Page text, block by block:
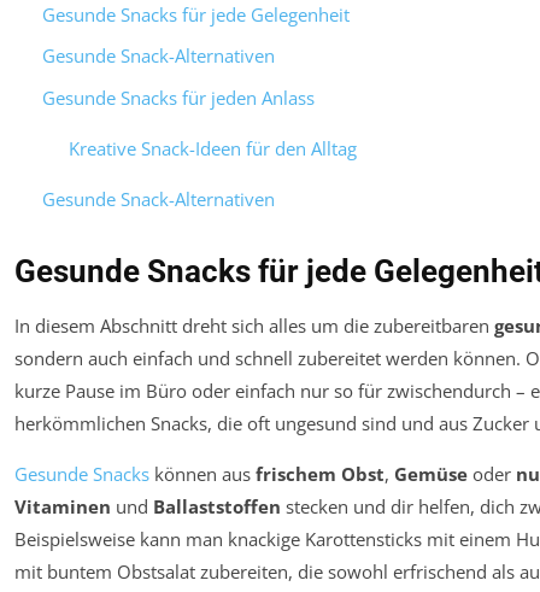
Gesunde Snacks für jede Gelegenheit
Gesunde Snack-Alternativen
Gesunde Snacks für jeden Anlass
Kreative Snack-Ideen für den Alltag
Gesunde Snack-Alternativen
Gesunde Snacks für jede
In diesem Abschnitt dreht sich alles um die zubereitbaren
sondern auch einfach und schnell zubereitet werden können.
kurze Pause im Büro oder einfach nur so für zwischendurch –
herkömmlichen Snacks, die oft ungesund sind und aus Zucker
Gesunde Snacks können aus frischem Obst, Gemüse oder
Vitaminen und Ballaststoffen stecken und dir helfen, dich
Beispielsweise kann man knackige Karottensticks mit einem
mit buntem Obstsalat zubereiten, die sowohl erfrischend als